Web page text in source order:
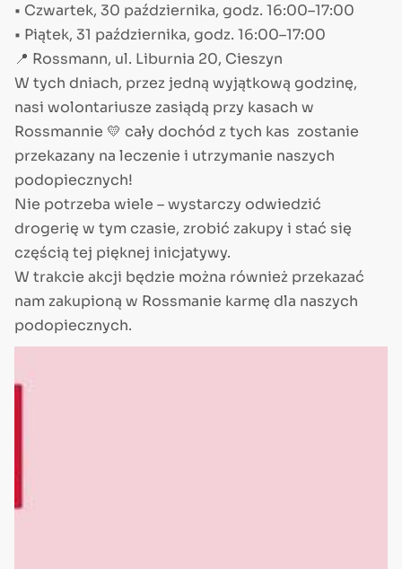
• Czwartek, 30 października, godz. 16:00–17:00
• Piątek, 31 października, godz. 16:00–17:00
📍 Rossmann, ul. Liburnia 20, Cieszyn
W tych dniach, przez jedną wyjątkową godzinę,
nasi wolontariusze zasiądą przy kasach w
Rossmannie 💛 cały dochód z tych kas zostanie
przekazany na leczenie i utrzymanie naszych
podopiecznych!
Nie potrzeba wiele – wystarczy odwiedzić
drogerię w tym czasie, zrobić zakupy i stać się
częścią tej pięknej inicjatywy.
W trakcie akcji będzie można również przekazać
nam zakupioną w Rossmanie karmę dla naszych
podopiecznych.